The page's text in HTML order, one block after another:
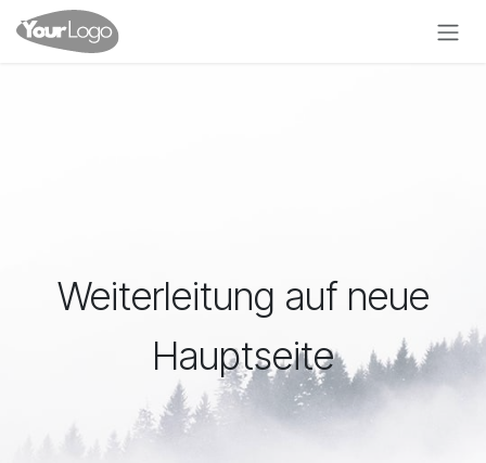
Zum Inhalt springen
Weiterleitung auf neue
Hauptseite